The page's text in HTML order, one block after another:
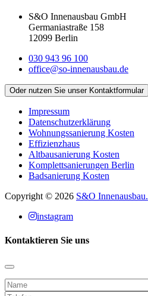
S&O Innenausbau GmbH
Germaniastraße 158
12099 Berlin
030 943 96 100
office@so-innenausbau.de
Oder nutzen Sie unser Kontaktformular
Impressum
Datenschutz­erklärung
Wohnungssanierung Kosten
Effizienzhaus
Altbausanierung Kosten
Komplettsanierungen Berlin
Badsanierung Kosten
Copyright © 2026 S&O Innenausbau.
instagram
Kontaktieren Sie uns